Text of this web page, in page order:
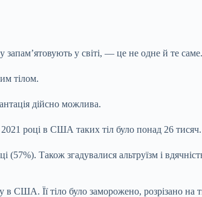
запам’ятовують у світі, — це не одне й те саме.
тілом.
дійсно можлива.
2021 році в США таких тіл було понад 26 тисяч.
Також згадувалися альтруїзм і
Її тіло було заморожено, розрізано на